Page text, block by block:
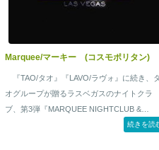
Marquee/マーキー (コスモポリタン)
『TAO/タオ』『LAVO/ラヴォ』に続き、タ
オグループが贈るラスベガスのナイトクラ
ブ、第3弾『MARQUEE NIGHTCLUB &
DAYCLUB/マーキー・ナイトクラブ＆デーク
続きを読